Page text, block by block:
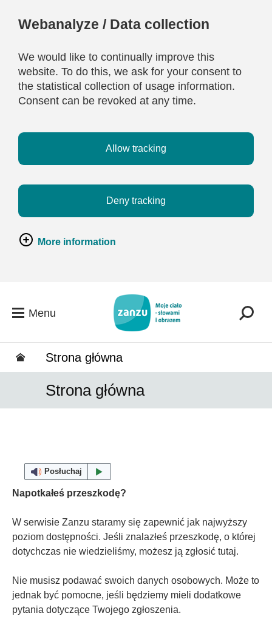
Webanalyze / Data collection
We would like to continually improve this
website. To do this, we ask for your consent to
the statistical collection of usage information.
Consent can be revoked at any time.
Allow tracking
Deny tracking
More information
Menu
Strona główna
Strona główna
Posłuchaj
Napotkałeś przeszkodę?
W serwisie Zanzu staramy się zapewnić jak najwyższy
poziom dostępności. Jeśli znalazłeś przeszkodę, o której
dotychczas nie wiedzieliśmy, możesz ją zgłosić tutaj.
Nie musisz podawać swoich danych osobowych. Może to
jednak być pomocne, jeśli będziemy mieli dodatkowe
pytania dotyczące Twojego zgłoszenia.